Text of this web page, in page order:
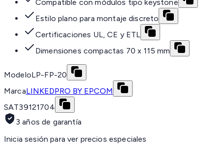
Compatible con módulos tipo keystone
Estilo plano para montaje discreto
Certificaciones UL, CE y ETL
Dimensiones compactas 70 x 115 mm
ModeloLP-FP-20
MarcaLINKEDPRO BY EPCOM
SAT39121704
3 años de garantía
Inicia sesión para ver precios especiales